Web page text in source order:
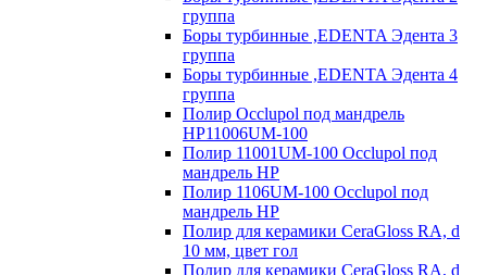
группа
Боры турбинные ,EDENTA Эдента 3
группа
Боры турбинные ,EDENTA Эдента 4
группа
Полир Occlupol под мандрель
HP11006UM-100
Полир 11001UM-100 Occlupol под
мандрель HP
Полир 1106UM-100 Occlupol под
мандрель HP
Полир для керамики CeraGloss RA, d
10 мм, цвет гол
Полир для керамики CeraGloss RA, d